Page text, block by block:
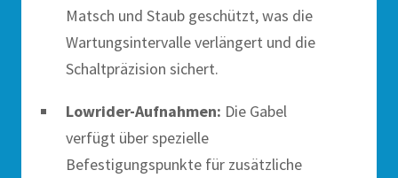
Matsch und Staub geschützt, was die
Wartungsintervalle verlängert und die
Schaltpräzision sichert.
Lowrider-Aufnahmen: Die Gabel
verfügt über spezielle
Befestigungspunkte für zusätzliche